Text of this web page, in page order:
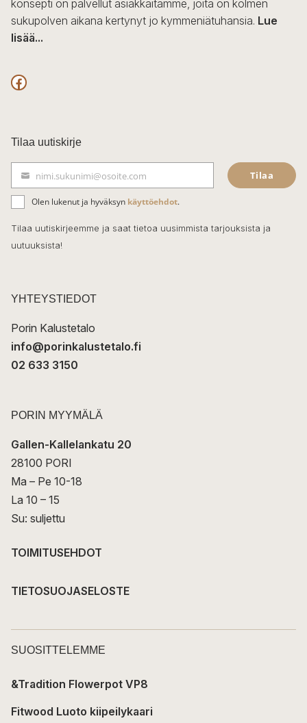
konsepti on palvellut asiakkaitamme, joita on kolmen
sukupolven aikana kertynyt jo kymmeniätuhansia. Lue
lisää...
F
c
e
b
o
o
k
Tilaa uutiskirje
ä
h
k
t
nimi.sukunimi@osoite.com Tilaa
Olen lukenut ja hyväksyn käyttöehdot.
Tilaa uutiskirjeemme ja saat tietoa uusimmista tarjouksista ja
uutuuksista!
YHTEYSTIEDOT
Porin Kalustetalo
info@porinkalustetalo.fi
02 633 3150
PORIN MYYMÄLÄ
Gallen-Kallelankatu 20
28100 PORI
Ma – Pe 10-18
La 10 – 15
Su: suljettu
TOIMITUSEHDOT
TIETOSUOJASELOSTE
SUOSITTELEMME
&Tradition Flowerpot VP8
Fitwood Luoto kiipeilykaari